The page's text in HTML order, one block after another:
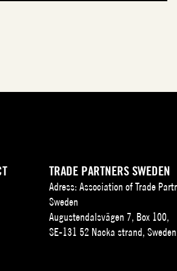
TRADE PARTNERS SWEDEN
Adress: Association of Trade
Sweden
Augustendalsvägen 7, Box 100,
SE-131 52 Nacka strand,